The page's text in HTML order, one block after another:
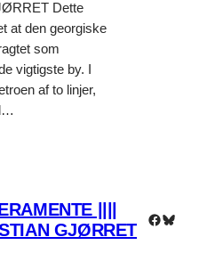
Dette
at den georgiske
som
vigtigste by. I
af to linjer,
||||
GJØRRET